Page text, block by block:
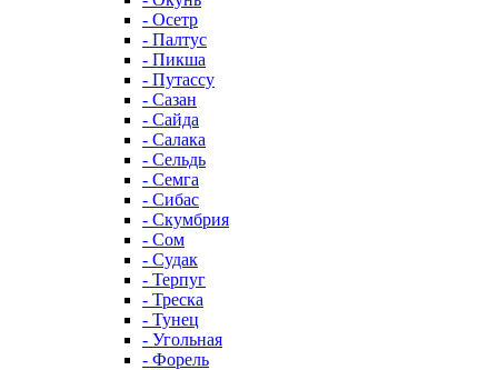
- Осетр
- Палтус
- Пикша
- Путассу
- Сазан
- Сайда
- Салака
- Сельдь
- Семга
- Сибас
- Скумбрия
- Сом
- Судак
- Терпуг
- Треска
- Тунец
- Угольная
- Форель